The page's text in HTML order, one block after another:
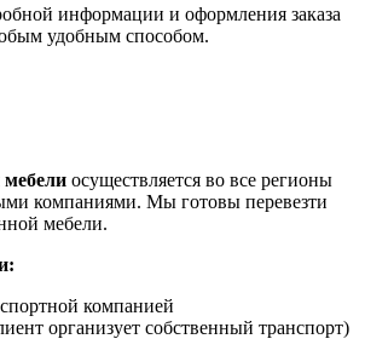
информации и оформления заказа
удобным способом.
мебели осуществляется во все регионы
компаниями. Мы готовы перевезти
мебели.
компанией
организует собственный транспорт)